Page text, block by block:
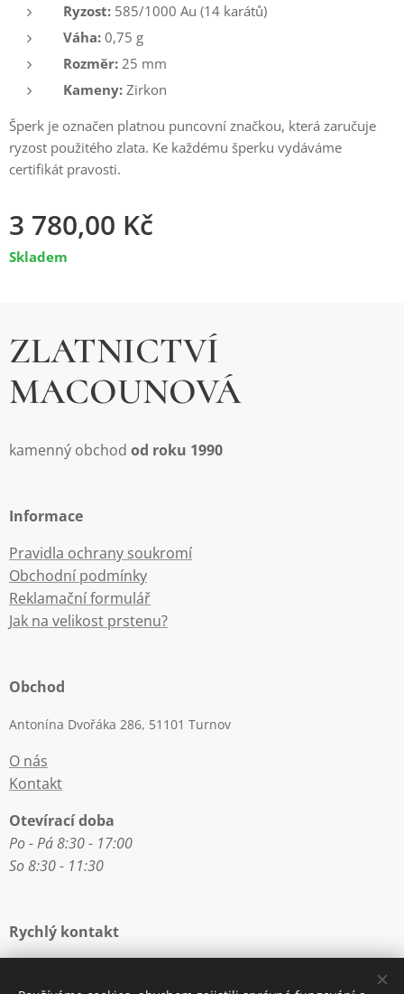
Ryzost: 585/1000 Au (14 karátů)
Váha: 0,75 g
Rozměr: 25 mm
Kameny: Zirkon
Šperk je označen platnou puncovní značkou, která zaručuje
ryzost použitého zlata. Ke každému šperku vydáváme
certifikát pravosti.
3 780,00 Kč
Skladem
ZLATNICTVÍ
MACOUNOVÁ
kamenný obchod od roku 1990
Informace
Pravidla ochrany soukromí
Obchodní podmínky
Reklamační formulář
Jak na velikost prstenu?
Obchod
Antonína Dvořáka 286, 51101 Turnov
O nás
Kontakt
Otevírací doba
Po - Pá 8:30 - 17:00
So 8:30 - 11:30
Rychlý kontakt